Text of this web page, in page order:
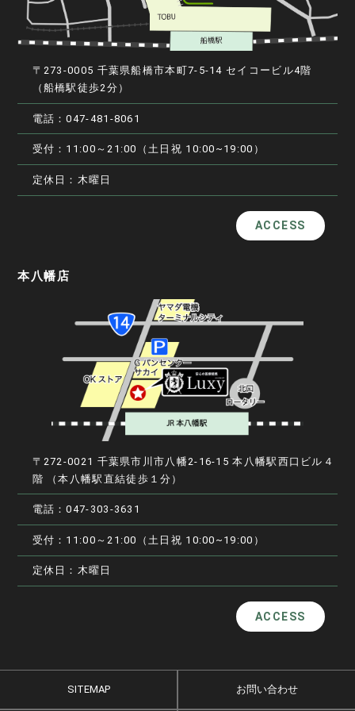
〒273-0005 千葉県船橋市本町7-5-14 セイコービル4階
（船橋駅徒歩2分）
電話：047-481-8061
受付：11:00～21:00（土日祝 10:00~19:00）
定休日：木曜日
ACCESS
本八幡店
〒272-0021 千葉県市川市八幡2-16-15 本八幡駅西口ビル４
階
（本八幡駅直結徒歩１分）
電話：047-303-3631
受付：11:00～21:00（土日祝 10:00~19:00）
定休日：木曜日
ACCESS
SITEMAP お問い合わせ